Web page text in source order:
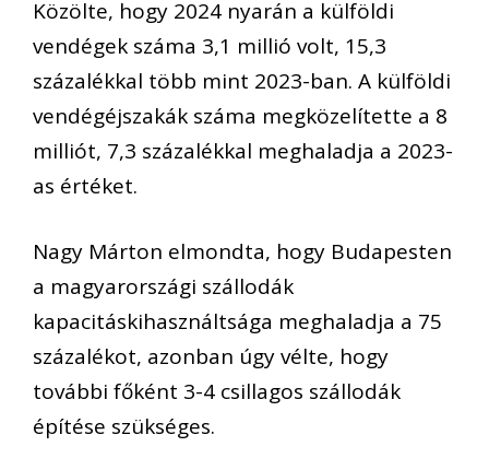
Közölte, hogy 2024 nyarán a külföldi
vendégek száma 3,1 millió volt, 15,3
százalékkal több mint 2023-ban. A külföldi
vendégéjszakák száma megközelítette a 8
milliót, 7,3 százalékkal meghaladja a 2023-
as értéket.
Nagy Márton elmondta, hogy Budapesten
a magyarországi szállodák
kapacitáskihasználtsága meghaladja a 75
százalékot, azonban úgy vélte, hogy
további főként 3-4 csillagos szállodák
építése szükséges.